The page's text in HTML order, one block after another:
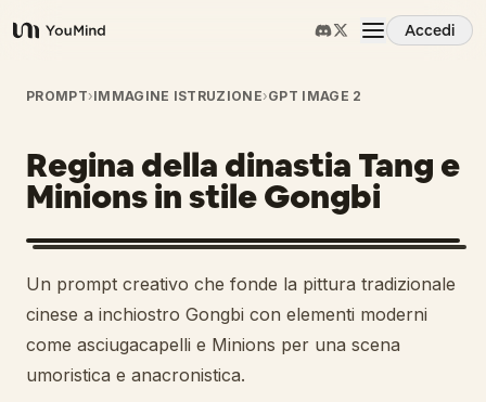
YouMind
Accedi
Panoramica
Casi d'uso
Abilità
Prompt
Prezzi
PROMPT›IMMAGINE ISTRUZIONE›GPT IMAGE 2
Regina della dinastia Tang e
Minions in stile Gongbi
Un prompt creativo che fonde la pittura tradizionale
cinese a inchiostro Gongbi con elementi moderni
come asciugacapelli e Minions per una scena
umoristica e anacronistica.